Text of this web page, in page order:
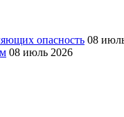
опасность 08
08 июль 2026